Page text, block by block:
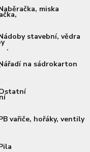
miska
stavební, vědra
na sádrokarton
vařiče, hořáky, ventily